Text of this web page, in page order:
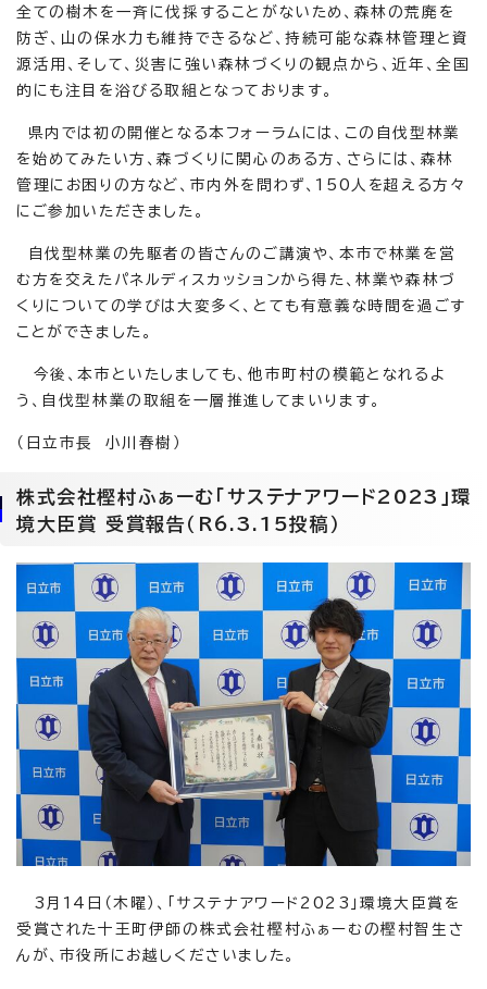
全ての樹木を一斉に伐採することがないため、森林の荒廃を
防ぎ、山の保水力も維持できるなど、持続可能な森林管理と資
源活用、そして、災害に強い森林づくりの観点から、近年、全国
的にも注目を浴びる取組となっております。
県内では初の開催となる本フォーラムには、この自伐型林業
を始めてみたい方、森づくりに関心のある方、さらには、森林
管理にお困りの方など、市内外を問わず、150人を超える方々
にご参加いただきました。
自伐型林業の先駆者の皆さんのご講演や、本市で林業を営
む方を交えたパネルディスカッションから得た、林業や森林づ
くりについての学びは大変多く、とても有意義な時間を過ごす
ことができました。
今後、本市といたしましても、他市町村の模範となれるよ
う、自伐型林業の取組を一層推進してまいります。
（日立市長 小川春樹）
株式会社樫村ふぁーむ「サステナアワード2023」環
境大臣賞 受賞報告（R6.3.15投稿）
3月14日（木曜）、「サステナアワード2023」環境大臣賞を
受賞された十王町伊師の株式会社樫村ふぁーむの樫村智生さ
んが、市役所にお越しくださいました。